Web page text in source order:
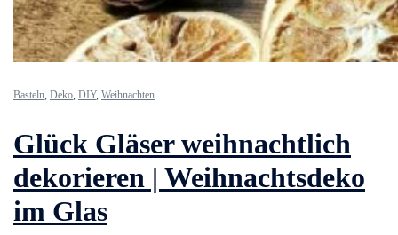
Basteln, Deko, DIY, Weihnachten
Glück Gläser weihnachtlich
dekorieren | Weihnachtsdeko
im Glas